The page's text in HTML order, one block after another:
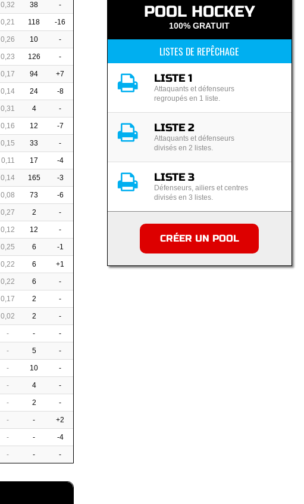
0,32 38 -
0,21 118 -16
0,26 10 -
0,23 126 -
0,17 94 +7
0,14 24 -8
0,31 4 -
0,16 12 -7
0,15 33 -
0,11 17 -4
0,14 165 -3
0,08 73 -6
0,27 2 -
0,12 12 -
0,25 6 -1
0,22 6 +1
0,22 6 -
0,17 2 -
0,02 2 -
- - -
- 5 -
- 10 -
- 4 -
- 2 -
- - +2
- - -4
- - -
POOL HOCKEY
100% GRATUIT
LISTES DE REPÊCHAGE
LISTE 1
Attaquants et défenseurs
regroupés en 1 liste.
LISTE 2
Attaquants et défenseurs
divisés en 2 listes.
LISTE 3
Défenseurs, ailiers et centres
divisés en 3 listes.
CRÉER UN POOL